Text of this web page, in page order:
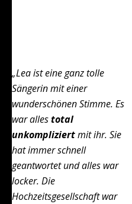
„Lea ist eine ganz tolle
Sängerin mit einer
wunderschönen Stimme. Es
war allestotal
unkompliziertmit ihr. Sie
hat immer schnell
geantwortet und alles war
locker. Die
Hochzeitsgesellschaft war